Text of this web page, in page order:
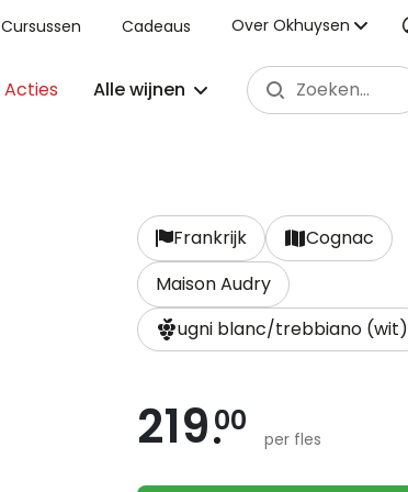
Cursussen Cadeaus Over Okhuysen
Acties Alle wijnen
Frankrijk
Cognac
Maison Audry
ugni blanc/trebbiano (wit)
219 00
per fles